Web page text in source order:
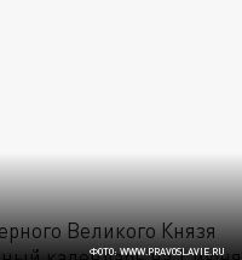
ФОТО: WWW.PRAVOSLAVIE.RU